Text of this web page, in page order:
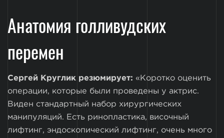
Анатомия голливудских
перемен
Сергей Круглик резюмирует: «Коротко оценить
операции, которые были проведены у актрис.
Виден стандартный набор хирургических
манипуляций. Есть ринопластика, височный
лифтинг, эндоскопический лифтинг, очень много